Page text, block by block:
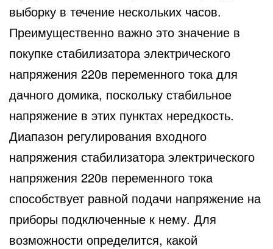
выборку в течение нескольких часов.
Преимущественно важно это значение в
покупке стабилизатора электрического
напряжения 220в переменного тока для
дачного домика, поскольку стабильное
напряжение в этих пунктах нередкость.
Диапазон регулирования входного
напряжения стабилизатора электрического
напряжения 220в переменного тока
способствует равной подачи напряжение на
приборы подключенные к нему. Для
возможности определится, какой